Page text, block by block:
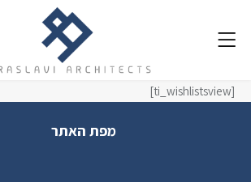
[ti_wishlistsview]
מפת האתר